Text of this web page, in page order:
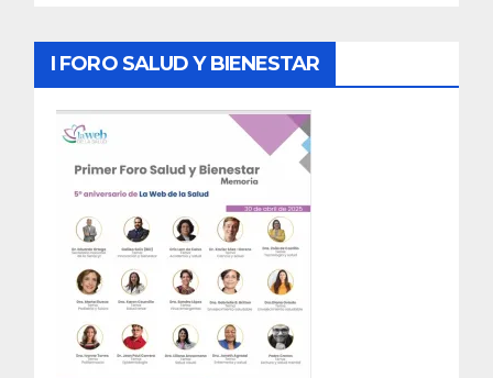
I FORO SALUD Y BIENESTAR